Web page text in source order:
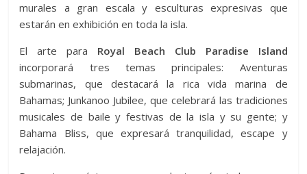
murales a gran escala y esculturas expresivas que
estarán en exhibición en toda la isla.
El arte para Royal Beach Club Paradise Island
incorporará tres temas principales: Aventuras
submarinas, que destacará la rica vida marina de
Bahamas; Junkanoo Jubilee, que celebrará las tradiciones
musicales de baile y festivas de la isla y su gente; y
Bahama Bliss, que expresará tranquilidad, escape y
relajación.